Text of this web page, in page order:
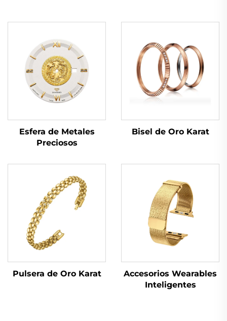
Esfera de Metales
Preciosos
Bisel de Oro Karat
Pulsera de Oro Karat
Accesorios Wearables
Inteligentes